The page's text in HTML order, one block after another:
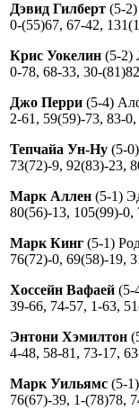
Дэвид Гилберт (5-
0-(55)67, 67-42,
Крис Уокелин (5-2)
0-78, 68-33, 30-
Джо Перри (5-4)
2-61, 59(59)-73, 83-
Тепчайа Ун-Ну (5-
73(72)-9, 92(83)-23,
Марк Аллен (5-1)
80(56)-13, 105(99)-0,
Марк Кинг (5-1)
76(72)-0, 69(58)-19,
Хоссейн Вафаей (5-
39-66, 74-57, 1-63,
Энтони Хэмилтон
4-48, 58-81, 73-17,
Марк Уильямс (5-
76(67)-39, 1-(78)78,